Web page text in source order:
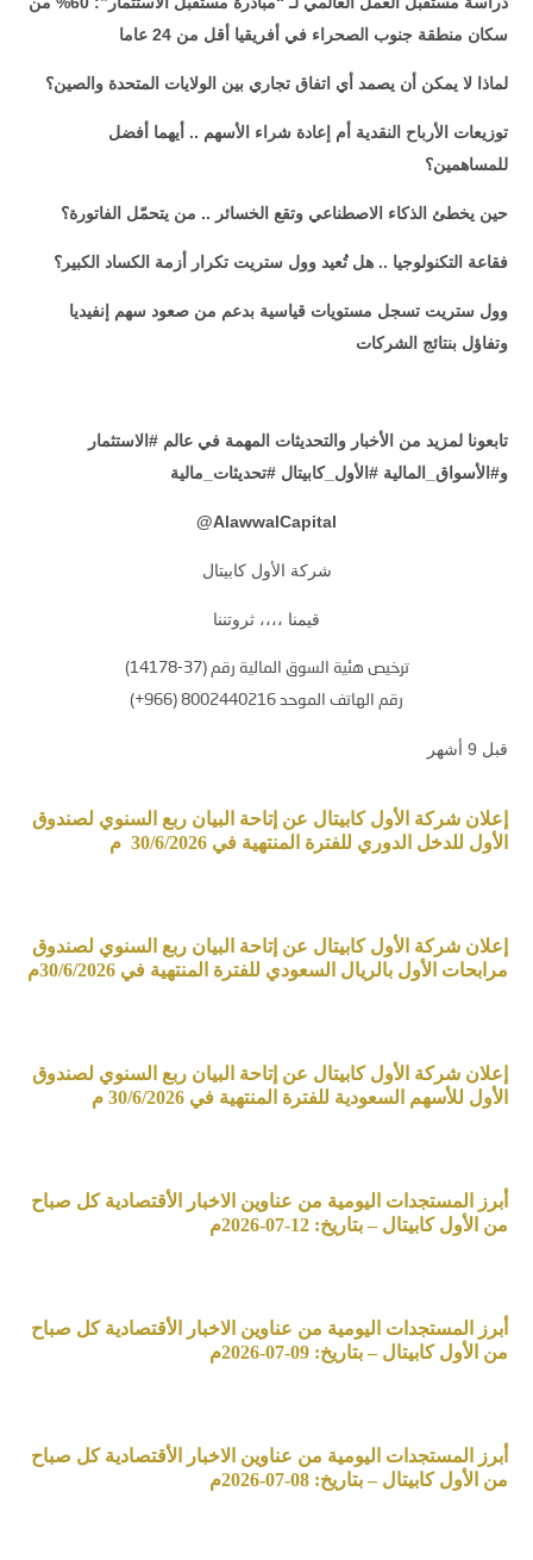
سكان منطقة جنوب الصحراء في أفريقيا أقل من 24 عاما
لماذا لا يمكن أن يصمد أي اتفاق تجاري بين الولايات المتحدة والصين؟
توزيعات الأرباح النقدية أم إعادة شراء الأسهم .. أيهما أفضل
للمساهمين؟
حين يخطئ الذكاء الاصطناعي وتقع الخسائر .. من يتحمّل الفاتورة؟
فقاعة التكنولوجيا .. هل تُعيد وول ستريت تكرار أزمة الكساد الكبير؟
وول ستريت تسجل مستويات قياسية بدعم من صعود سهم إنفيديا
وتفاؤل بنتائج الشركات
تابعونا لمزيد من الأخبار والتحديثات المهمة في عالم #الاستثمار
و#الأسواق_المالية #الأول_كابيتال #تحديثات_مالية
AlawwalCapital
@
شركة الأول كابيتال
قيمنا ،،،، ثروتننا
ترخيص هئية السوق المالية رقم (37-14178)
رقم الهاتف الموحد 8002440216 (966+)
قبل 9 أشهر
إعلان شركة الأول كابيتال عن إتاحة البيان ربع السنوي لصندوق
الأول للدخل الدوري للفترة المنتهية في 30/6/2026 م
إعلان شركة الأول كابيتال عن إتاحة البيان ربع السنوي لصندوق
مرابحات الأول بالريال السعودي للفترة المنتهية في 30/6/2026م
إعلان شركة الأول كابيتال عن إتاحة البيان ربع السنوي لصندوق
الأول للأسهم السعودية للفترة المنتهية في 30/6/2026 م
أبرز المستجدات اليومية من عناوين الاخبار الأقتصادية كل صباح
من الأول كابيتال – بتاريخ: 12-07-2026م
أبرز المستجدات اليومية من عناوين الاخبار الأقتصادية كل صباح
من الأول كابيتال – بتاريخ: 09-07-2026م
أبرز المستجدات اليومية من عناوين الاخبار الأقتصادية كل صباح
من الأول كابيتال – بتاريخ: 08-07-2026م